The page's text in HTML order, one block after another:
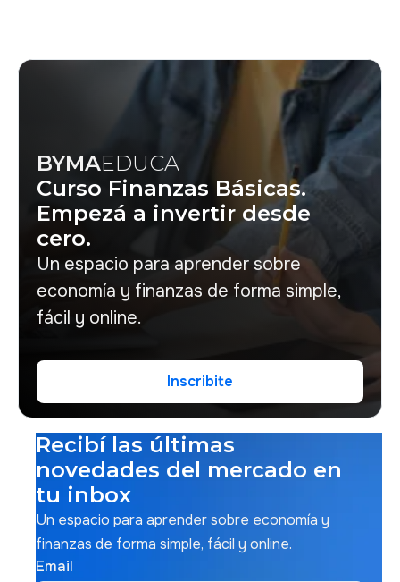
BYMAEDUCA
Curso Finanzas Básicas.
Empezá a invertir desde
cero.
Un espacio para aprender sobre
economía y finanzas de forma simple,
fácil y online.
Inscribite
Recibí las últimas
novedades del mercado en
tu inbox
Un espacio para aprender sobre economía y
finanzas de forma simple, fácil y online.
Email